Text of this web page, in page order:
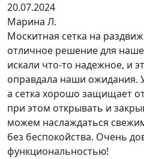
20.07.2024
Марина Л.
Москитная сетка на
отличное решение для
искали что-то надежное, и
оправдала наши ожидания.
а сетка хорошо защищает
при этом открывать и
можем наслаждаться
без беспокойства. Очень
функциональностью!